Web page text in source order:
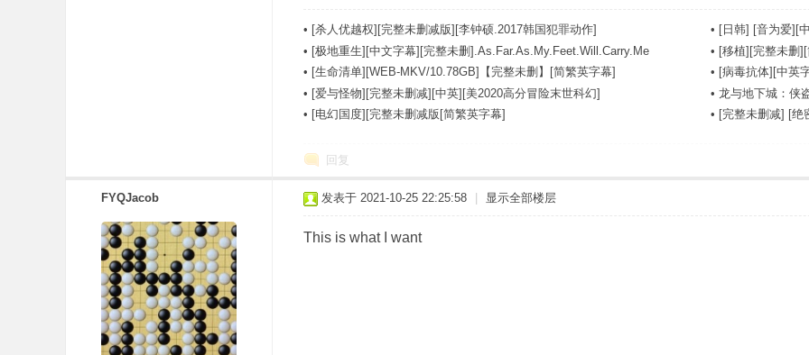
• [杀人优越权][完整未删减版][李钟硕.2017韩国犯罪动作] • [日韩] [音为爱][
• [极地重生][中文字幕][完整未删].As.Far.As.My.Feet.Will.Carry.Me • [移植][完整未删
• [生命清单][WEB-MKV/10.78GB]【完整未删】[简繁英字幕] • [病毒抗体][中英
• [爱与怪物][完整未删减][中英][美2020高分冒险末世科幻] • 龙与地下城：侠
• [电幻国度][完整未删减版[简繁英字幕] • [完整未删减] [绝
回复
FYQJacob 发表于 2021-10-25 22:25:58 显示全部楼层
This is what I want